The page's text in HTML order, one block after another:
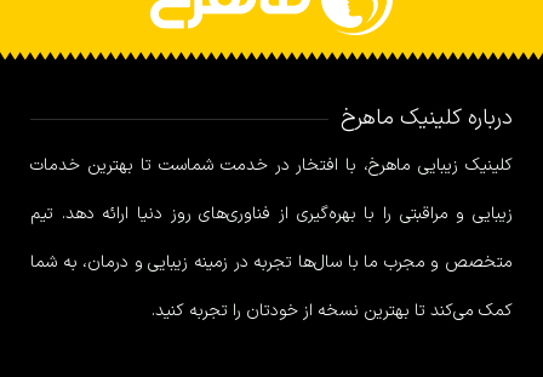
درباره کلینیک ماهرخ
کلینیک زیبایی ماهرخ، با افتخار در خدمت شماست تا بهترین خدمات
زیبایی و مراقبتی را با بهره‌گیری از فناوری‌های روز دنیا ارائه دهد. تیم
متخصص و مجرب ما با سال‌ها تجربه در زمینه زیبایی و درمان، به شما
کمک می‌کند تا بهترین نسخه از خودتان را تجربه کنید.